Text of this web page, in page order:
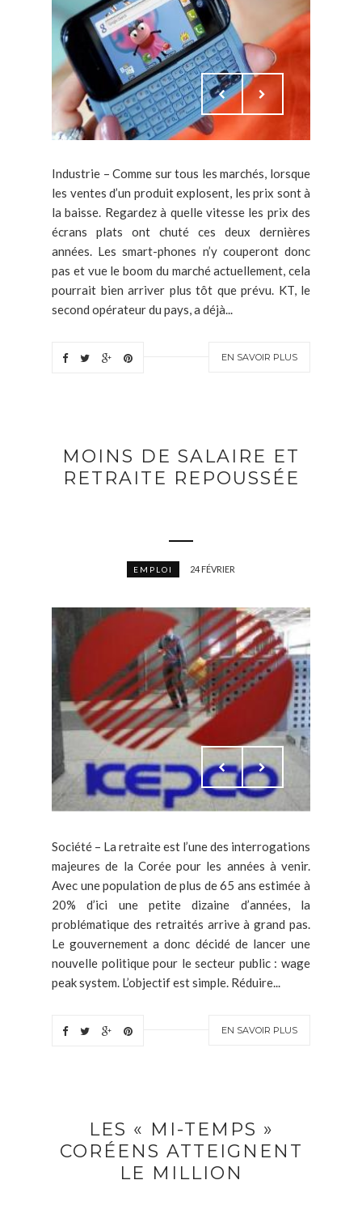
Industrie – Comme sur tous les marchés, lorsque
les ventes d’un produit explosent, les prix sont à
la baisse. Regardez à quelle vitesse les prix des
écrans plats ont chuté ces deux dernières
années. Les smart-phones n’y couperont donc
pas et vue le boom du marché actuellement, cela
pourrait bien arriver plus tôt que prévu. KT, le
second opérateur du pays, a déjà...
EN SAVOIR PLUS
MOINS DE SALAIRE ET
RETRAITE REPOUSSÉE
EMPLOI 24 FÉVRIER
Société – La retraite est l’une des interrogations
majeures de la Corée pour les années à venir.
Avec une population de plus de 65 ans estimée à
20% d’ici une petite dizaine d’années, la
problématique des retraités arrive à grand pas.
Le gouvernement a donc décidé de lancer une
nouvelle politique pour le secteur public : wage
peak system. L’objectif est simple. Réduire...
EN SAVOIR PLUS
LES « MI-TEMPS »
CORÉENS ATTEIGNENT
LE MILLION